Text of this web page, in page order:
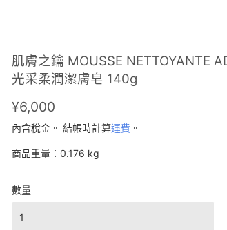
肌膚之鑰 MOUSSE NETTOYANTE
光采柔潤潔膚皂 140g
¥6,000
內含稅金。 結帳時計算運費 。
商品重量：0.176 kg
數量